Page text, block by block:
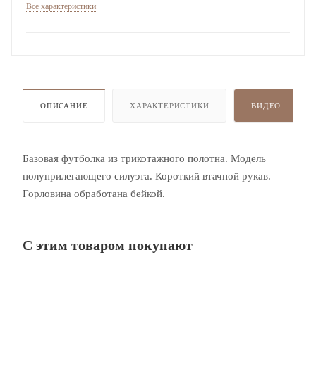
Все характеристики
ОПИСАНИЕ ХАРАКТЕРИСТИКИ ВИДЕО
Базовая футболка из трикотажного полотна. Модель
полуприлегающего силуэта. Короткий втачной рукав.
Горловина обработана бейкой.
С этим товаром покупают